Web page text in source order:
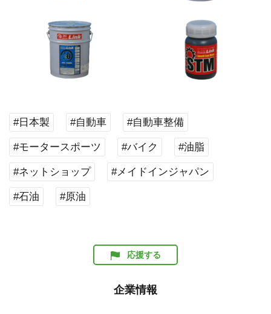
#日本製 #自動車 #自動車整備
#モータースポーツ #バイク #油脂
#ネットショップ #メイドインジャパン
#石油 #原油
応援する
企業情報